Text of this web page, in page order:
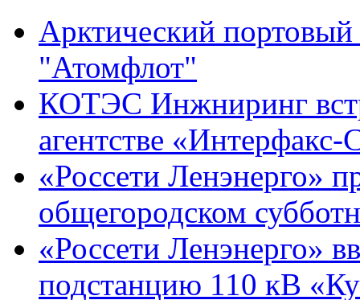
Арктический
"Атомфлот"
КОТЭС Инжниринг
агентстве
«Россети Ленэнерго»
общегородском
«Россети Ленэнерго»
подстанцию 110 кВ